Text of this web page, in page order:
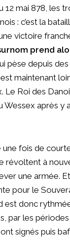
12 mai 878, les
: c’est la
victoire
prend
pèse depuis
maintenant
Le Roi des
Wessex après y
fois de
révoltent à
une armée.
pour le
est donc
par les périodes
signés puis